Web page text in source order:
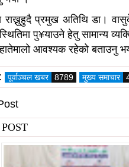
राख्नुहुदै प्रमुख अतिथि डा।
पु¥याउने हेतु सामान्य
आवश्यक रहेको बताउनु
पूर्वाञ्चल खबर 8789 मुख्य समाचार